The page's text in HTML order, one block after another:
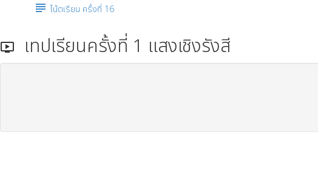
โน้ตเรียน ครั้งที่ 16
เทปเรียนครั้งที่ 1 แสงเชิงรังสี